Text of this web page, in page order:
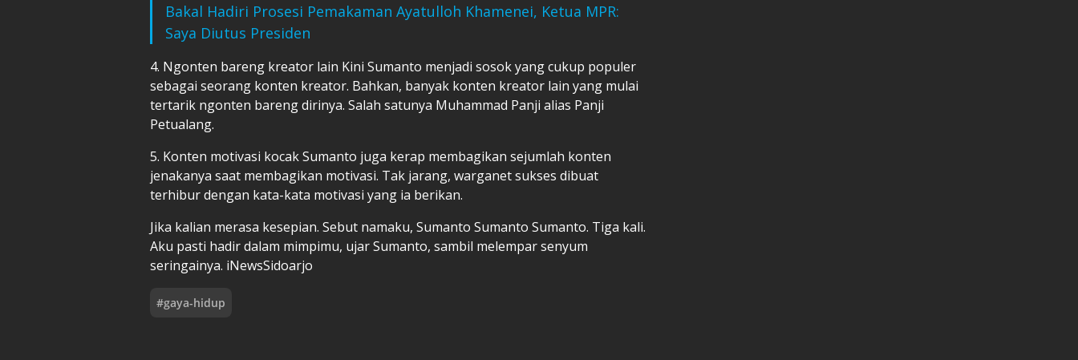
Bakal Hadiri Prosesi Pemakaman Ayatulloh Khamenei, Ketua MPR:
Saya Diutus Presiden
4. Ngonten bareng kreator lain Kini Sumanto menjadi sosok yang cukup populer
sebagai seorang konten kreator. Bahkan, banyak konten kreator lain yang mulai
tertarik ngonten bareng dirinya. Salah satunya Muhammad Panji alias Panji
Petualang.
5. Konten motivasi kocak Sumanto juga kerap membagikan sejumlah konten
jenakanya saat membagikan motivasi. Tak jarang, warganet sukses dibuat
terhibur dengan kata-kata motivasi yang ia berikan.
Jika kalian merasa kesepian. Sebut namaku, Sumanto Sumanto Sumanto. Tiga kali.
Aku pasti hadir dalam mimpimu, ujar Sumanto, sambil melempar senyum
seringainya. iNewsSidoarjo
#gaya-hidup